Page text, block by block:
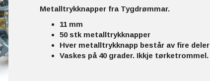
Metalltrykknapper fra Tygdrømmar.
11 mm
50 stk metalltrykknapper
Hver metalltrykknapp består av fire deler
Vaskes på 40 grader. Ikkje tørketrommel.